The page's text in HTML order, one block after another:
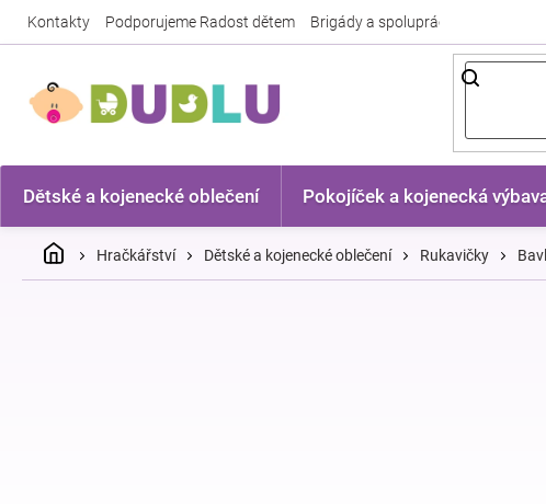
Kontakty Podporujeme Radost dětem Brigády a spolupráce
Dětské a kojenecké oblečení Pokojíček a kojenecká
DomůHračkářství Dětské a kojenecké oblečení Rukavičky